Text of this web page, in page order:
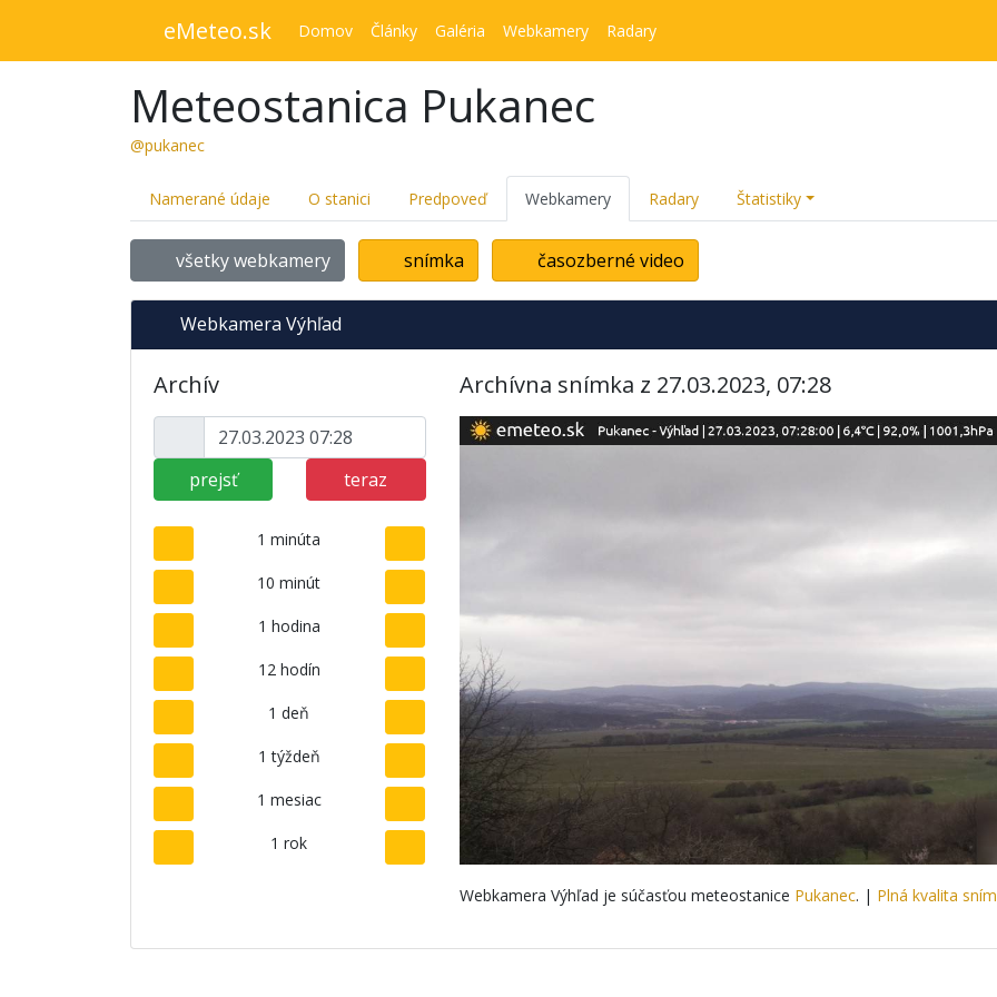
eMeteo.sk Domov Články Galéria Webkamery Radary
Meteostanica Pukanec
@pukanec
Namerané údaje O stanici Predpoveď Webkamery Radary Štatistiky
všetky webkamery snímka časozberné video
Webkamera Výhľad
Archív
prejsť teraz
1 minúta
10 minút
1 hodina
12 hodín
1 deň
1 týždeň
1 mesiac
1 rok
Archívna snímka z 27.03.2023, 07:28
Webkamera Výhľad je súčasťou meteostanice Pukanec. | Plná kvalita